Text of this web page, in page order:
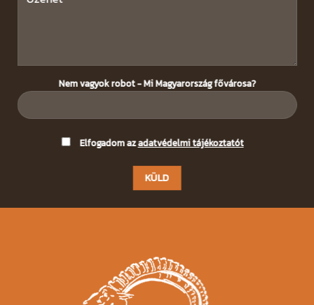
Nem vagyok robot - Mi Magyarország fővárosa?
Elfogadom azadatvédelmi tájékoztatót